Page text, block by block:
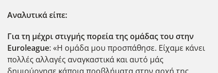
Αναλυτικά είπε:
Για τη μέχρι στιγμής πορεία της ομάδας του στην
Euroleague: «Η ομάδα μου προσπάθησε. Είχαμε κάνει
πολλές αλλαγές αναγκαστικά και αυτό μάς